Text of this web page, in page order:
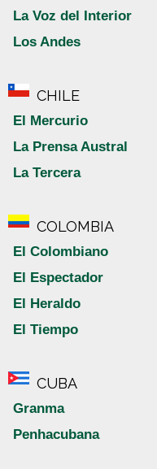
La Voz del Interior
Los Andes
CHILE
El Mercurio
La Prensa Austral
La Tercera
COLOMBIA
El Colombiano
El Espectador
El Heraldo
El Tiempo
CUBA
Granma
Penhacubana